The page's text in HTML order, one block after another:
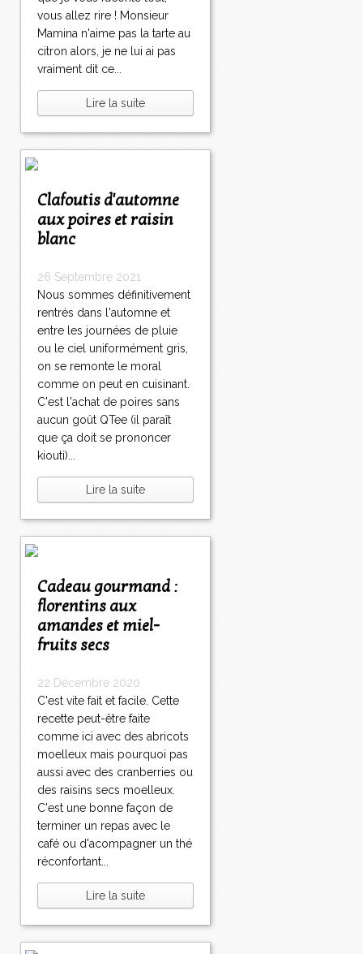
vous allez rire ! Monsieur
Mamina n'aime pas la tarte au
citron alors, je ne lui ai pas
vraiment dit ce...
Lire la suite
Clafoutis d'automne
aux poires et raisin
blanc
26 Septembre 2021
Nous sommes définitivement
rentrés dans l'automne et
entre les journées de pluie
ou le ciel uniformément gris,
on se remonte le moral
comme on peut en cuisinant.
C'est l'achat de poires sans
aucun goût QTee (il paraît
que ça doit se prononcer
kiouti)...
Lire la suite
Cadeau gourmand :
florentins aux
amandes et miel-
fruits secs
22 Décembre 2020
C'est vite fait et facile. Cette
recette peut-être faite
comme ici avec des abricots
moelleux mais pourquoi pas
aussi avec des cranberries ou
des raisins secs moelleux.
C'est une bonne façon de
terminer un repas avec le
café ou d'acompagner un thé
réconfortant...
Lire la suite